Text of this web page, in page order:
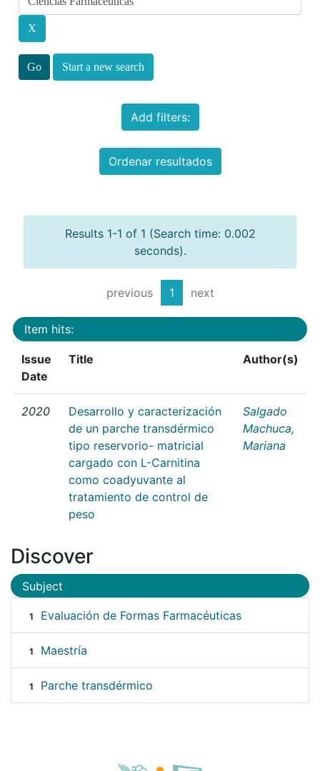
Start a new search
Add filters:
Ordenar resultados
Results 1-1 of 1 (Search time: 0.002
seconds).
previous 1 next
Item hits:
Issue
Date
Title Author(s)
2020
Desarrollo y caracterización
de un parche transdérmico
tipo reservorio- matricial
cargado con L-Carnitina
como coadyuvante al
tratamiento de control de
peso
Salgado
Machuca,
Mariana
Discover
Subject
1 Evaluación de Formas Farmacéuticas
1 Maestría
1 Parche transdérmico